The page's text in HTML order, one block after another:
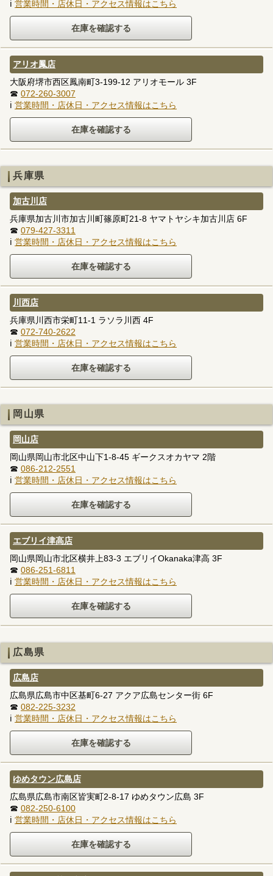
ℹ 営業時間・店休日・アクセス情報はこちら
アリオ鳳店
大阪府堺市西区鳳南町3-199-12 アリオモール 3F
☎ 072-260-3007
ℹ 営業時間・店休日・アクセス情報はこちら
兵庫県
加古川店
兵庫県加古川市加古川町篠原町21-8 ヤマトヤシキ加古川店 6F
☎ 079-427-3311
ℹ 営業時間・店休日・アクセス情報はこちら
川西店
兵庫県川西市栄町11-1 ラソラ川西 4F
☎ 072-740-2622
ℹ 営業時間・店休日・アクセス情報はこちら
岡山県
岡山店
岡山県岡山市北区中山下1-8-45 ギークスオカヤマ 2階
☎ 086-212-2551
ℹ 営業時間・店休日・アクセス情報はこちら
エブリイ津高店
岡山県岡山市北区横井上83-3 エブリイOkanaka津高 3F
☎ 086-251-6811
ℹ 営業時間・店休日・アクセス情報はこちら
広島県
広島店
広島県広島市中区基町6-27 アクア広島センター街 6F
☎ 082-225-3232
ℹ 営業時間・店休日・アクセス情報はこちら
ゆめタウン広島店
広島県広島市南区皆実町2-8-17 ゆめタウン広島 3F
☎ 082-250-6100
ℹ 営業時間・店休日・アクセス情報はこちら